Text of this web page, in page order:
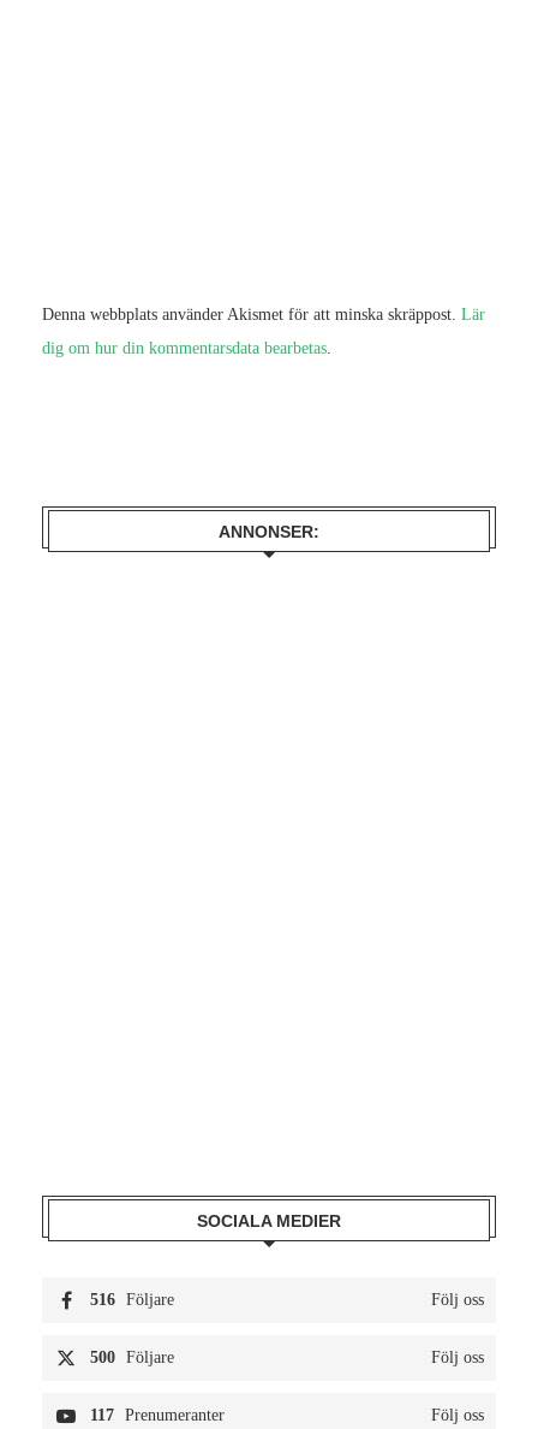
Denna webbplats använder Akismet för att minska skräppost. Lär
dig om hur din kommentarsdata bearbetas.
ANNONSER:
SOCIALA MEDIER
516 Följare Följ oss
500 Följare Följ oss
117 Prenumeranter Följ oss